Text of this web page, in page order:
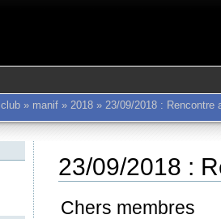
» manif» 2018» 23/09/2018 : Rencontre
23/09/2018 :
Chers membres